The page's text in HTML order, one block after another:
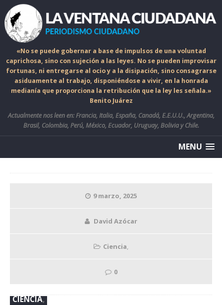
«No se puede gobernar a base de impulsos de una voluntad
caprichosa, sino con sujeción a las leyes. No se pueden improvisar
fortunas, ni entregarse al ocio y a la disipación, sino consagrarse
asiduamente al trabajo, disponiéndose a vivir, en la honrada
medianía que proporciona la retribución que la ley les señala.»
Benito Juárez
Actualmente nos leen en: Francia, Italia, España, Canadá, E.E.U.U., Argentina,
Brasil, Colombia, Perú, México, Ecuador, Uruguay, Bolivia y Chile.
MENU
9 marzo, 2025
David Azócar
Ciencia,
0
CIENCIA,